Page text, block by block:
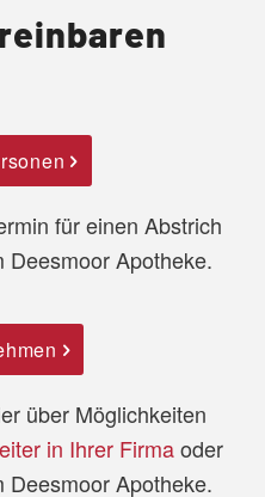
für einen Abstrich
Deesmoor Apotheke.
über Möglichkeiten
in Ihrer Firmaoder
Deesmoor Apotheke.